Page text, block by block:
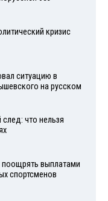
кризис
ситуацию в
на русском
что нельзя
выплатами
спортсменов